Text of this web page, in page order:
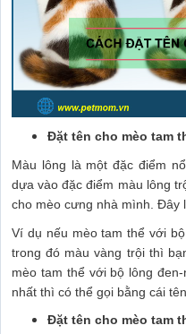
Đặt tên cho mèo tam
Màu lông là một đặc điểm
dựa vào đặc điểm màu lông
cho mèo cưng nhà mình. Đây
Ví dụ nếu mèo tam thể với
trong đó màu vàng trội thì
mèo tam thể với bộ lông
nhất thì có thể gọi bằng cái
Đặt tên cho mèo tam